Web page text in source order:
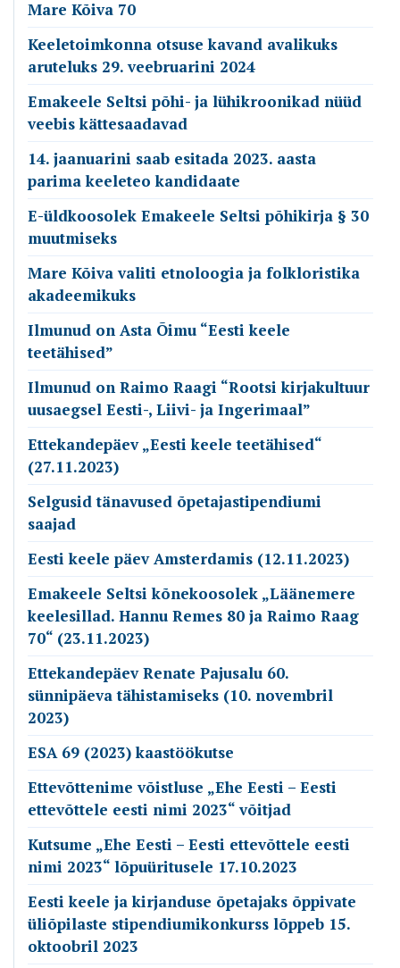
Mare Kõiva 70
Keeletoimkonna otsuse kavand avalikuks
aruteluks 29. veebruarini 2024
Emakeele Seltsi põhi- ja lühikroonikad nüüd
veebis kättesaadavad
14. jaanuarini saab esitada 2023. aasta
parima keeleteo kandidaate
E-üldkoosolek Emakeele Seltsi põhikirja § 30
muutmiseks
Mare Kõiva valiti etnoloogia ja folkloristika
akadeemikuks
Ilmunud on Asta Õimu “Eesti keele
teetähised”
Ilmunud on Raimo Raagi “Rootsi kirjakultuur
uusaegsel Eesti-, Liivi- ja Ingerimaal”
Ettekandepäev „Eesti keele teetähised“
(27.11.2023)
Selgusid tänavused õpetajastipendiumi
saajad
Eesti keele päev Amsterdamis (12.11.2023)
Emakeele Seltsi kõnekoosolek „Läänemere
keelesillad. Hannu Remes 80 ja Raimo Raag
70“ (23.11.2023)
Ettekandepäev Renate Pajusalu 60.
sünnipäeva tähistamiseks (10. novembril
2023)
ESA 69 (2023) kaastöökutse
Ettevõttenime võistluse „Ehe Eesti – Eesti
ettevõttele eesti nimi 2023“ võitjad
Kutsume „Ehe Eesti – Eesti ettevõttele eesti
nimi 2023“ lõpuüritusele 17.10.2023
Eesti keele ja kirjanduse õpetajaks õppivate
üliõpilaste stipendiumikonkurss lõppeb 15.
oktoobril 2023